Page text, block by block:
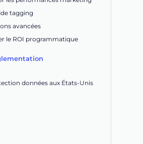
tagging
avancées
le ROI programmatique
données aux États-Unis